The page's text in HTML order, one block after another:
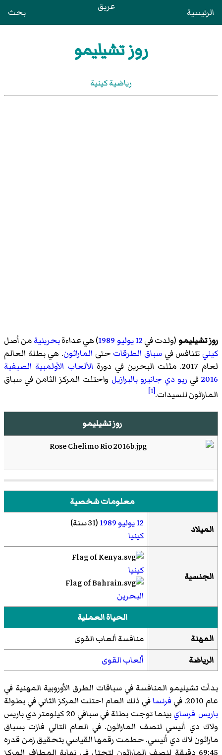
الرئيسية عريق بحث
روز تشيليمو
رياضية كينية
روز تشيليمو (ولدت في12 يوليو 1989) هي عداءةبحرينيةمن أصل
كيني تتنافس في سباق الطرقات حتى الماراثون. هي بطلة العالم
لعام 2017. مثلت البحرين في دورة
الألعاب الأولمبية الصيفية
2016في ريو دي جانيرو بالبرازيل واحتلت المركز الثامن في سباق
الماراثون للسيدات.[1]
روز تشيليمو
معلومات شخصية
الميلاد 12 يوليو 1989(31 سنة)
كينيا
الجنسية
كينيا
البحرين
الحياة العملية
المهنة
منافسة ألعاب القوى
الرياضة
ألعاب القوى
بدأت تشيليمو المنافسة في سباقات الطرق الأوروبية المهنية في
عام 2010. في
فرنسافي ذلك العام احتلت المركز الثاني في بطولة
باريس-فرساي
بينما توجت بطلة في سباقي 20 كيلومتر دي باريس
ولاك دي أنيسي لنصف الماراثون. في العام التالي فازت بسباق
ماراثون لاك دي أنيسي. حطمت رقمها القياسي بتحقيق زمن قدره